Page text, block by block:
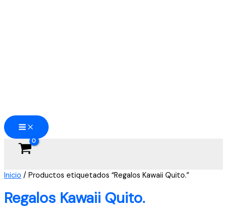
Inicio / Productos etiquetados “Regalos Kawaii Quito.”
Regalos Kawaii Quito.